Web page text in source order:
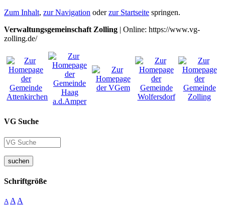
Zum Inhalt, zur Navigation oderzur Startseite springen.
Verwaltungsgemeinschaft Zolling | Online: https://www.vg-
zolling.de/
VG Suche
suchen
Schriftgröße
A A A